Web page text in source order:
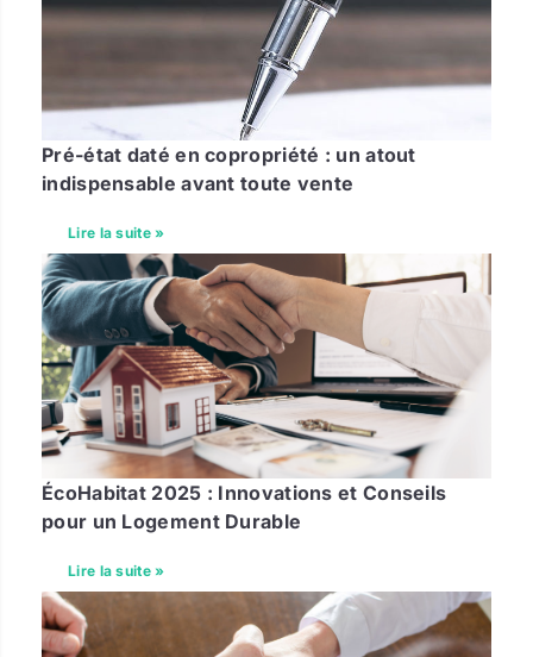
Pré-état daté en copropriété : un atout
indispensable avant toute vente
Lire la suite »
ÉcoHabitat 2025 : Innovations et Conseils
pour un Logement Durable
Lire la suite »